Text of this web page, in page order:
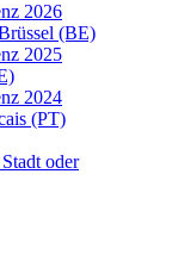
2026
(BE)
2025
2024
(PT)
oder